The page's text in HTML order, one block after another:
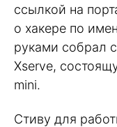
ссылкой на
о хакере по
руками собрал
Xserve,
mini.
Стиву для